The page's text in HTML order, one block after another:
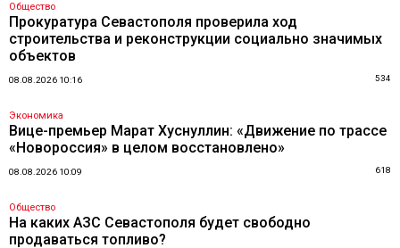
Общество
Прокуратура Севастополя проверила ход
строительства и реконструкции социально значимых
объектов
08.08.2026 10:16 534
Экономика
Вице-премьер Марат Хуснуллин: «Движение по трассе
«Новороссия» в целом восстановлено»
08.08.2026 10:09 618
Общество
На каких АЗС Севастополя будет свободно
продаваться топливо?